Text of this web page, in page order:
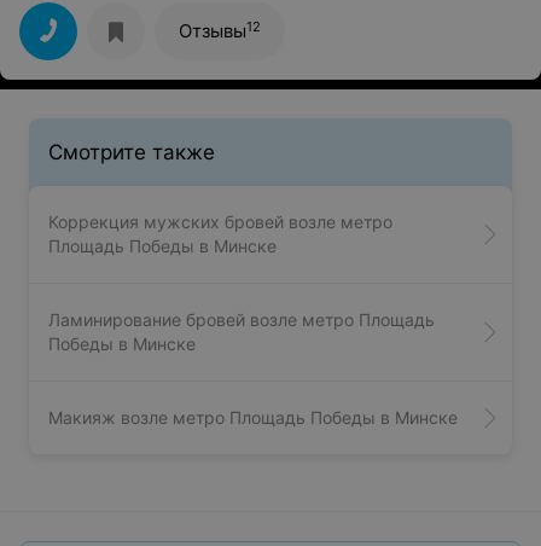
конфетки, телек, чтобы не скучать во время маникюра,
да и беседа с Инной получилась отличной! Спасибо,
подняли настроение, скрасили вечер и сделали меня
красивой!
Отзывы12
Смотрите также
Коррекция мужских бровей возле метро
Площадь Победы в Минске
Ламинирование бровей возле метро Площадь
Победы в Минске
Макияж возле метро Площадь Победы в Минске